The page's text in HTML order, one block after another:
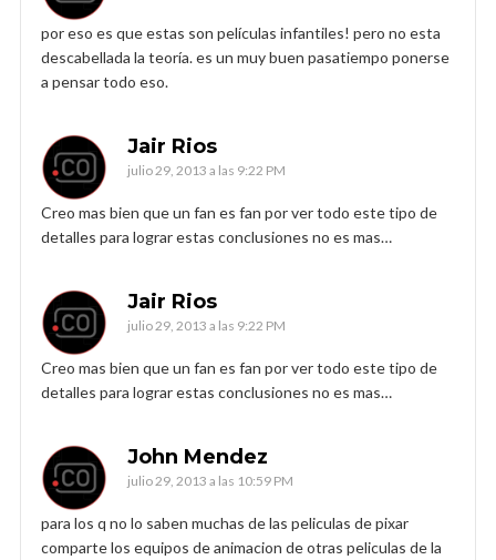
por eso es que estas son películas infantiles! pero no esta
descabellada la teoría. es un muy buen pasatiempo ponerse
a pensar todo eso.
Jair Rios
julio 29, 2013 a las 9:22 PM
Creo mas bien que un fan es fan por ver todo este tipo de
detalles para lograr estas conclusiones no es mas…
Jair Rios
julio 29, 2013 a las 9:22 PM
Creo mas bien que un fan es fan por ver todo este tipo de
detalles para lograr estas conclusiones no es mas…
John Mendez
julio 29, 2013 a las 10:59 PM
para los q no lo saben muchas de las peliculas de pixar
comparte los equipos de animacion de otras peliculas de la